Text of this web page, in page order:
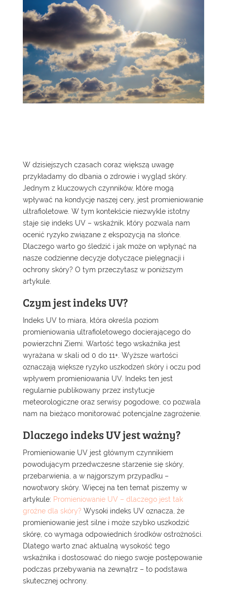
W dzisiejszych czasach coraz większą uwagę
przykładamy do dbania o zdrowie i wygląd skóry.
Jednym z kluczowych czynników, które mogą
wpływać na kondycję naszej cery, jest promieniowanie
ultrafioletowe. W tym kontekście niezwykle istotny
staje się indeks UV – wskaźnik, który pozwala nam
ocenić ryzyko związane z ekspozycją na słońce.
Dlaczego warto go śledzić i jak może on wpłynąć na
nasze codzienne decyzje dotyczące pielęgnacji i
ochrony skóry? O tym przeczytasz w poniższym
artykule.
Czym jest indeks UV?
Indeks UV to miara, która określa poziom
promieniowania ultrafioletowego docierającego do
powierzchni Ziemi. Wartość tego wskaźnika jest
wyrażana w skali od 0 do 11+. Wyższe wartości
oznaczają większe ryzyko uszkodzeń skóry i oczu pod
wpływem promieniowania UV. Indeks ten jest
regularnie publikowany przez instytucje
meteorologiczne oraz serwisy pogodowe, co pozwala
nam na bieżąco monitorować potencjalne zagrożenie.
Dlaczego indeks UV jest ważny?
Promieniowanie UV jest głównym czynnikiem
powodującym przedwczesne starzenie się skóry,
przebarwienia, a w najgorszym przypadku –
nowotwory skóry. Więcej na ten temat piszemy w
artykule: Promieniowanie UV – dlaczego jest tak
groźne dla skóry? Wysoki indeks UV oznacza, że
promieniowanie jest silne i może szybko uszkodzić
skórę, co wymaga odpowiednich środków ostrożności.
Dlatego warto znać aktualną wysokość tego
wskaźnika i dostosować do niego swoje postępowanie
podczas przebywania na zewnątrz – to podstawa
skutecznej ochrony.